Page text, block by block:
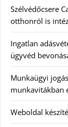
Szélvédőcsere
otthonról is
Ingatlan
ügyvéd
Munkaügyi
munkavitákban
Weboldal